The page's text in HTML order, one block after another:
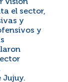
visión
el sector,
y
y
Jujuy.